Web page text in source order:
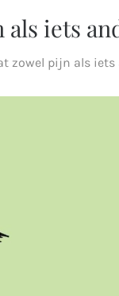
iets
zowel pijn als